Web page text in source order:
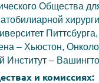
Общества
– Хьюстон,
Институт –
и комиссиях: